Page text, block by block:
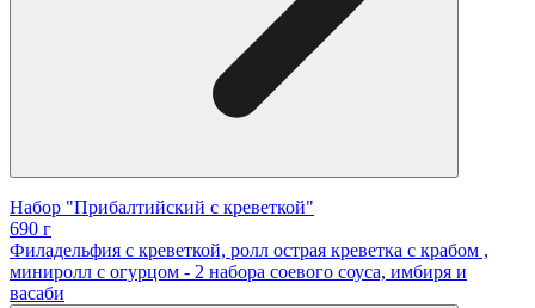
Набор "Прибалтийский с креветкой"
690 г
Филадельфия с креветкой, ролл острая креветка с крабом ,
миниролл с огурцом - 2 набора соевого соуса, имбиря и
васаби